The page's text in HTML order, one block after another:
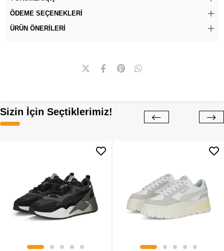
ÖDEME SEÇENEKLERI
ÜRÜN ÖNERILERI
Sizin İçin Seçtiklerimiz!